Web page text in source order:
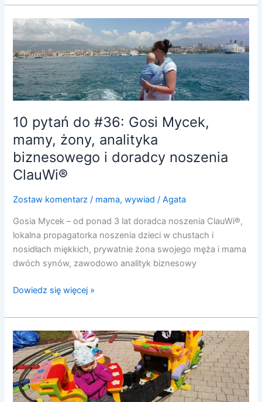
10 pytań do #36: Gosi Mycek,
mamy, żony, analityka
biznesowego i doradcy noszenia
ClauWi®
Zostaw komentarz / mama,wywiad /Agata
Gosia Mycek – od ponad 3 lat doradca noszenia ClauWi®,
lokalna propagatorka noszenia dzieci w chustach i
nosidłach miękkich, prywatnie żona swojego męża i mama
dwóch synów, zawodowo analityk biznesowy
10
pytań
do
#36:
Gosi
Mycek,
żony,
analityka
biznesowego
i
doradcy
Dowiedz się więcej »
W
najbliższym
czasie